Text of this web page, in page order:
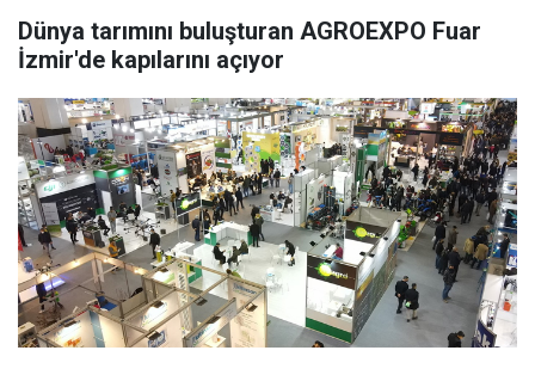
Dünya tarımını buluşturan AGROEXPO Fuar
İzmir'de kapılarını açıyor